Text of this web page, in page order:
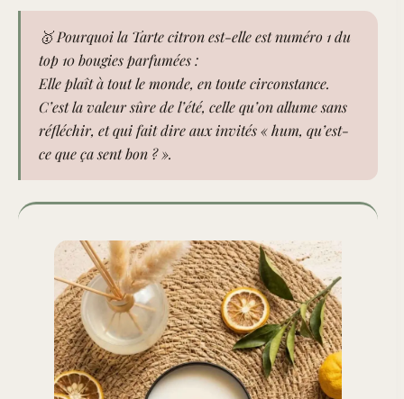
🥇Pourquoi la Tarte citron est-elle est numéro 1 du
top 10 bougies parfumées :
Elle plaît à tout le monde, en toute circonstance.
C’est la valeur sûre de l’été, celle qu’on allume sans
réfléchir, et qui fait dire aux invités « hum, qu’est-
ce que ça sent bon ? ».